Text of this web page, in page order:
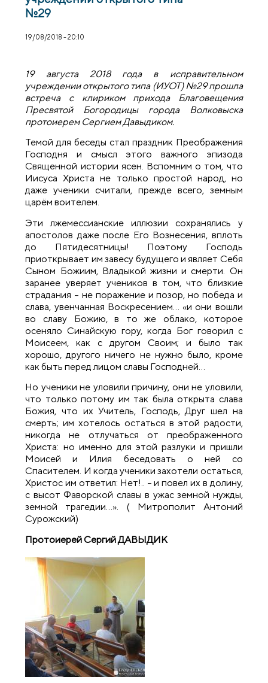
№29
19/08/2018 - 20:10
19 августа 2018 года в исправительном
учреждении открытого типа (ИУОТ) №29 прошла
встреча с клириком прихода Благовещения
Пресвятой Богородицы города Волковыска
протоиерем Сергием Давыдиком.
Темой для беседы стал праздник Преображения
Господня и смысл этого важного эпизода
Священной истории ясен. Вспомним о том, что
Иисуса Христа не только простой народ, но
даже ученики считали, прежде всего, земным
царём воителем.
Эти лжемессианские иллюзии сохранялись у
апостолов даже после Его Вознесения, вплоть
до Пятидесятницы! Поэтому Господь
приоткрывает им завесу будущего и являет Себя
Сыном Божиим, Владыкой жизни и смерти. Он
заранее уверяет учеников в том, что близкие
страдания – не поражение и позор, но победа и
слава, увенчанная Воскресением… «и они вошли
во славу Божию, в то же облако, которое
осеняло Синайскую гору, когда Бог говорил с
Моисеем, как с другом Своим; и было так
хорошо, другого ничего не нужно было, кроме
как быть перед лицом славы Господней…
Но ученики не уловили причину, они не уловили,
что только потому им так была открыта слава
Божия, что их Учитель, Господь, Друг шел на
смерть; им хотелось остаться в этой радости,
никогда не отлучаться от преображенного
Христа: но именно для этой разлуки и пришли
Моисей и Илия беседовать о ней со
Спасителем. И когда ученики захотели остаться,
Христос им ответил: Нет!.. – и повел их в долину,
с высот Фаворской славы в ужас земной нужды,
земной трагедии…». ( Митрополит Антоний
Сурожский)
Протоиерей Сергий ДАВЫДИК